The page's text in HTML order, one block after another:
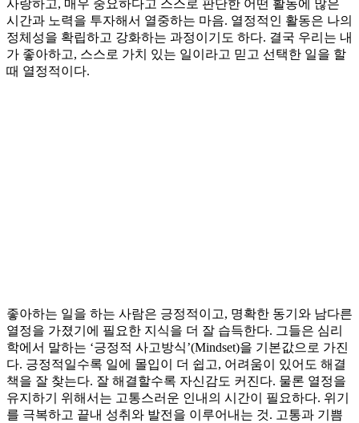
사랑하고, 매우 중요하다고 스스로 판단한 어떤 활동에 많은
시간과 노력을 투자해서 열중하는 마음. 열정적인 활동은 나의
정체성을 확립하고 강화하는 과정이기도 하다. 결국 우리는 내
가 좋아하고, 스스로 가치 있는 일이라고 믿고 선택한 일을 할
때 열정적이다.
좋아하는 일을 하는 사람은 긍정적이고, 명확한 동기와 남다른
열정을 가졌기에 필요한 지식을 더 잘 습득한다. 그들은 심리
학에서 말하는 ‘긍정적 사고방식’(Mindset)을 기본값으로 가진
다. 긍정적일수록 일에 몰입이 더 쉽고, 어려움이 있어도 해결
책을 잘 찾는다. 잘 해결할수록 자신감도 커진다. 물론 열정을
유지하기 위해서는 고통스러운 인내의 시간이 필요하다. 위기
를 극복하고 끝내 성취와 발전을 이루어내는 것. 고통과 기쁨